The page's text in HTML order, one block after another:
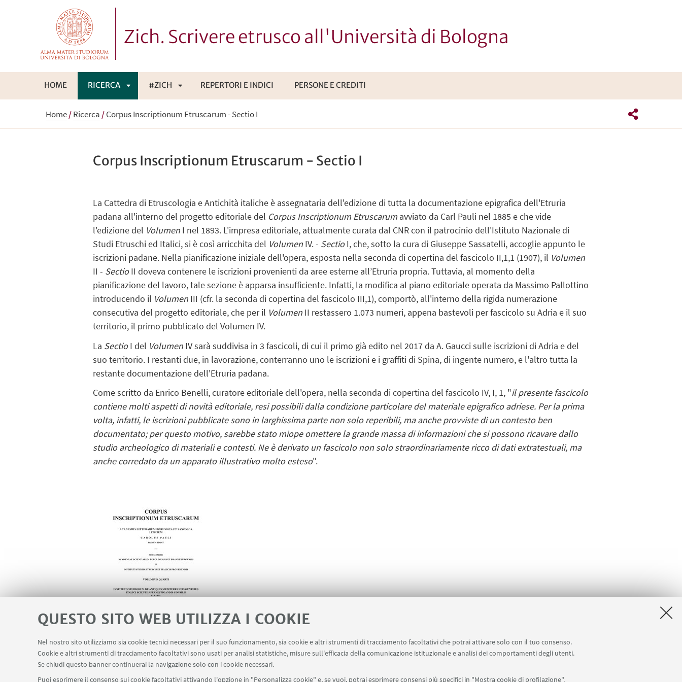
QUESTO SITO WEB UTILIZZA I COOKIE
Nel nostro sito utilizziamo sia cookie tecnici necessari per il suo funzionamento, sia cookie e altri strumenti di tracciamento facoltativi che potrai attivare solo con il tuo consenso.
Cookie e altri strumenti di tracciamento facoltativi sono usati per analisi statistiche, misure sull'efficacia della comunicazione istituzionale e analisi dei comportamenti degli utenti.
Se chiudi questo banner continuerai la navigazione solo con i cookie necessari.
Puoi esprimere il consenso sui cookie facoltativi attivando l'opzione in "Personalizza cookie" e, se vuoi, potrai esprimere consensi più specifici in "Mostra cookie di profilazione".
Zich. Scrivere etrusco all'Università di Bologna
HOME RICERCA
APRI
#ZICH
APRI
REPERTORI E INDICI PERSONE E CREDITI
Home/Ricerca /Corpus Inscriptionum Etruscarum - Sectio I
Corpus Inscriptionum Etruscarum - Sectio I
La Cattedra di Etruscologia e Antichità italiche è assegnataria dell'edizione di tutta la documentazione epigrafica dell'Etruria
padana all'interno del progetto editoriale del Corpus Inscriptionum Etruscarum avviato da Carl Pauli nel 1885 e che vide
l'edizione del Volumen I nel 1893. L'impresa editoriale, attualmente curata dal CNR con il patrocinio dell'Istituto Nazionale di
Studi Etruschi ed Italici, si è così arricchita del Volumen IV. - SectioI, che, sotto la cura di Giuseppe Sassatelli, accoglie appunto le
iscrizioni padane. Nella pianificazione iniziale dell'opera,esposta nella seconda di copertina del fascicolo II,1,1 (1907), il Volumen
II - SectioII doveva contenere le iscrizioni provenienti da aree esterne all’Etruria propria. Tuttavia, al momento della
pianificazione del lavoro, tale sezione è apparsa insufficiente. Infatti, la modifica al piano editoriale operata da Massimo Pallottino
introducendo il Volumen III (cfr. la seconda di copertina del fascicolo III,1), comportò, all'interno della rigida numerazione
consecutiva del progetto editoriale, che per il Volumen II restassero 1.073 numeri, appena bastevoli per fascicolo su Adria e il suo
territorio, il primo pubblicato del Volumen IV.
La SectioI del Volumen IV sarà suddivisa in 3 fascicoli, di cui il primo già edito nel 2017 da A. Gaucci sulle iscrizioni di Adria e del
suo territorio. I restanti due, in lavorazione, conterranno uno le iscrizioni e i graffiti di Spina, di ingente numero, e l'altro tutta la
restante documentazione dell'Etruria padana.
Come scritto da Enrico Benelli, curatore editoriale dell'opera, nella seconda di copertina del fascicolo IV, I, 1, "il presente fascicolo
contiene molti aspetti di novità editoriale, resi possibili dalla condizione particolare del materialeepigrafico adriese. Per la prima
volta, infatti, le iscrizioni pubblicate sono in larghissima parte non solo reperibili, ma ancheprovviste di un contesto ben
documentato; per questo motivo, sarebbe stato miope omettere la grande massa di informazioni che si possono ricavare dallo
studio archeologico di materiali e contesti. Ne è derivato un fascicolo non solo straordinariamentericco di dati extratestuali, ma
anche corredato da un apparato illustrativo molto esteso".